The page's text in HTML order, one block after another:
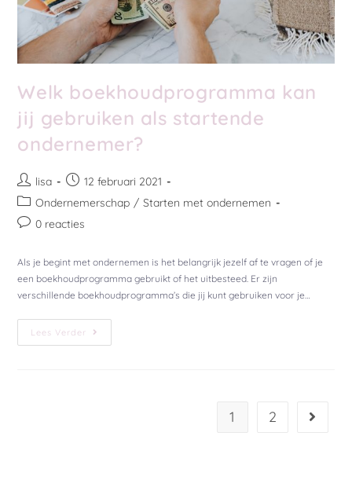
Welk boekhoudprogramma kan
jij gebruiken als startende
ondernemer?
lisa
12 februari 2021
Ondernemerschap / Starten met ondernemen
0 reacties
Als je begint met ondernemen is het belangrijk jezelf af te vragen of je
een boekhoudprogramma gebruikt of het uitbesteed. Er zijn
verschillende boekhoudprogramma’s die jij kunt gebruiken voor je…
Lees Verder
1 2